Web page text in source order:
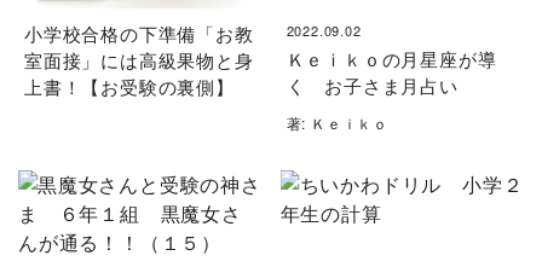
小学校合格の下準備「お教
室面接」には高級果物と身
上書！【お受験の裏側】
2022.09.02
Ｋｅｉｋｏの月星座が導
く お子さま月占い
著: Ｋｅｉｋｏ